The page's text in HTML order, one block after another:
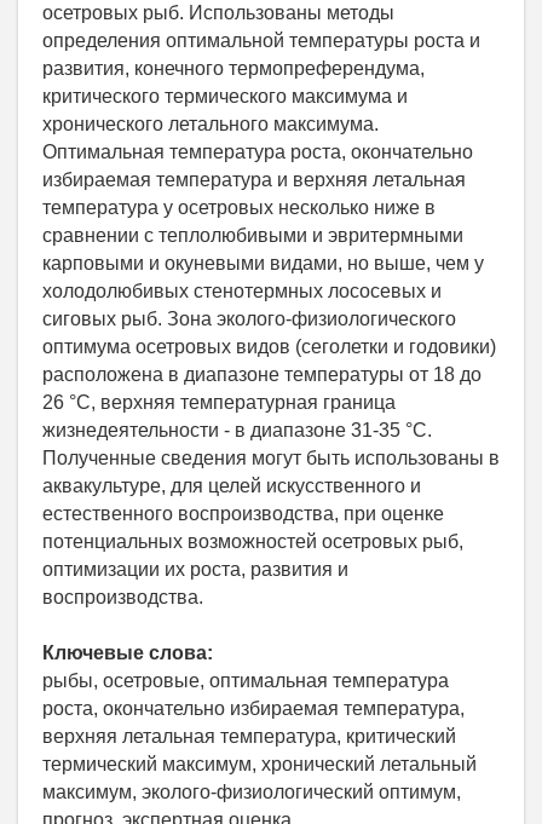
осетровых рыб. Использованы методы
определения оптимальной температуры роста и
развития, конечного термопреферендума,
критического термического максимума и
хронического летального максимума.
Оптимальная температура роста, окончательно
избираемая температура и верхняя летальная
температура у осетровых несколько ниже в
сравнении с теплолюбивыми и эвритермными
карповыми и окуневыми видами, но выше, чем у
холодолюбивых стенотермных лососевых и
сиговых рыб. Зона эколого-физиологического
оптимума осетровых видов (сеголетки и годовики)
расположена в диапазоне температуры от 18 до
26 °С, верхняя температурная граница
жизнедеятельности - в диапазоне 31-35 °С.
Полученные сведения могут быть использованы в
аквакультуре, для целей искусственного и
естественного воспроизводства, при оценке
потенциальных возможностей осетровых рыб,
оптимизации их роста, развития и
воспроизводства.
Ключевые слова:
рыбы, осетровые, оптимальная температура
роста, окончательно избираемая температура,
верхняя летальная температура, критический
термический максимум, хронический летальный
максимум, эколого-физиологический оптимум,
прогноз, экспертная оценка